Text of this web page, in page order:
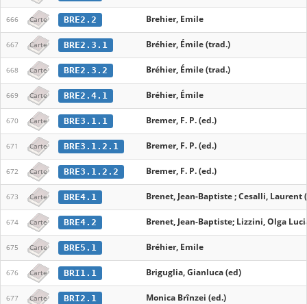
666 Carte BRE2.2 Brehier, Emile
667 Carte BRE2.3.1 Bréhier, Émile (trad.)
668 Carte BRE2.3.2 Bréhier, Émile (trad.)
669 Carte BRE2.4.1 Bréhier, Émile
670 Carte BRE3.1.1 Bremer, F. P. (ed.)
671 Carte BRE3.1.2.1 Bremer, F. P. (ed.)
672 Carte BRE3.1.2.2 Bremer, F. P. (ed.)
673 Carte BRE4.1 Brenet, Jean-Baptiste ; Cesalli, Laurent
674 Carte BRE4.2 Brenet, Jean-Baptiste; Lizzini, Olga
675 Carte BRE5.1 Bréhier, Emile
676 Carte BRI1.1 Briguglia, Gianluca (ed)
677 Carte BRI2.1 Monica Brînzei (ed.)